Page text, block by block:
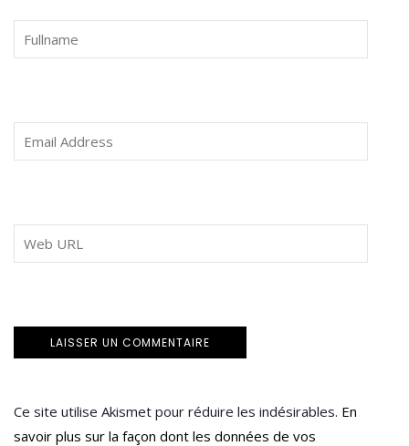
Ce site utilise Akismet pour réduire les indésirables. En
savoir plus sur la façon dont les données de vos